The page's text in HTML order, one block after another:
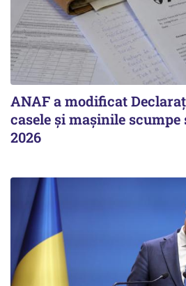
ANAF a modificat
casele și mașinile
2026